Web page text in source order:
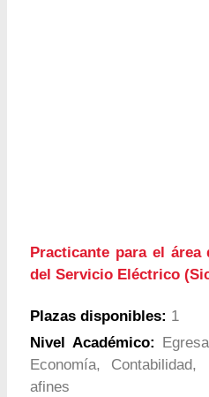
Practicante para el
del Servicio Eléctrico
Plazas disponibles: 1
Nivel Académico:
Economía,
afines